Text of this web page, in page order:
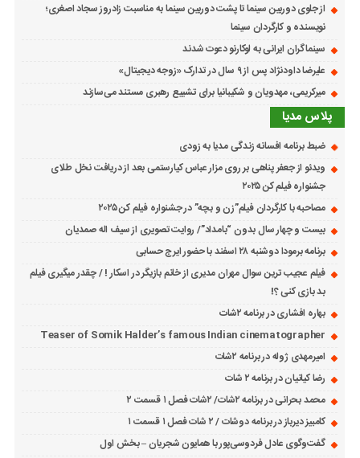
از جلوی دوربین سینما تا پشت دوربین سینما به مناسبت زادروز سجاد اصغری؛
نویسنده و کارگردان سینما
سینماگران ایرانی به لوکارنو دعوت شدند
علیرضا داودنژاد پس از ۹ سال در تدارک «زوجه دیجیتال»
میرکریمی، مهدویان و شکیبانیا برای تشییع رهبری مستند می‌سازند
پلاس مدیا
ضبط برنامه افسانه زندگی مدیا به زودی
ویدئو از جعفر پناهی بر روی مزار عباس کیارستمی بعد از دریافت نخل طلای
جشنواره فیلم کن ۲۰۲۵
مصاحبه با کارگردان فیلم”زن و بچه” در جشنواره فیلم کن ۲۰۲۵
بیست و چهار سال بدون “بامداد”/ روایت تصویری از سیف اله صمدیان
برنامه برمودا دوشنبه ۲۸ اسفند با حضور ایرج حسابی
فیلم عجیب ترین سوال مهران مدیری از خانم بازیگر در اسکار ! / چقدر میگیری فیلم
بد بازی کنی ؟!
بهاره افشاری در برنامه ۲شات
Teaser of Somik Halder’s famous Indian cinematographer
امیرمهدی ژوله در برنامه ۲شات
رضا کیانیان در برنامه ۲ شات
محمد بحرانی در برنامه ۲شات/ ۲شات فصل ۱ قسمت ۲
کامبیز دیرباز در برنامه دوشات / ۲ شات فصل ۱ قسمت ۱
گفت‌وگوی عادل فردوسی‌پور با همایون شجریان – بخش اول